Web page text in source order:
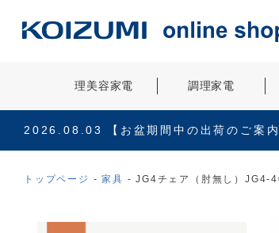
理美容家電 調理家電
2026.08.03 【お盆期間中の出荷のご案
トップページ 家具 JG4チェア（肘無し）